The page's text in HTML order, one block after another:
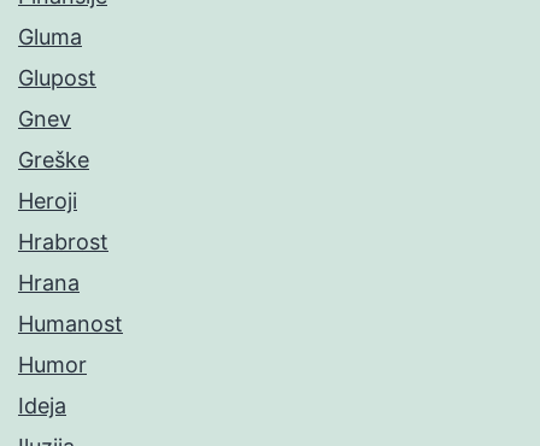
Gluma
Glupost
Gnev
Greške
Heroji
Hrabrost
Hrana
Humanost
Humor
Ideja